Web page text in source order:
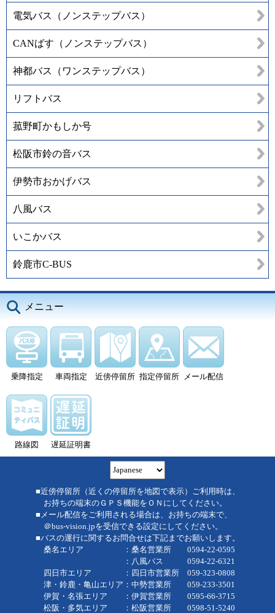
電気バス（ノンステップバス）
CANばす（ノンステップバス）
神都バス（ワンステップバス）
リフトバス
菰野町かもしか号
松阪市鈴の音バス
伊勢市おかげバス
八風バス
いこかバス
鈴鹿市C-BUS
メニュー
乗降指定 車両指定 近傍停留所 指定停留所 メール配信
路線図 遅延証明書
■近傍停留所（近くの停留所を地図で表示）ご利用時は、
お持ちの端末のＧＰＳ機能をＯＮにしてください。
■メール配信をご利用される場合は、お持ちの端末で、
＠bus-vision.jpを受信できる設定にしてください。
■バスの運行に関するお問合せは下記までお願いします。
桑名エリア ：桑名営業所 0594-22-0595
：八風バス 0594-22-6321
四日市エリア ：四日市営業所 059-323-0808
津・鈴鹿・亀山エリア：中勢営業所 059-233-3501
伊賀・名張エリア ：伊賀営業所 0595-66-3715
松阪・多気エリア ：松阪営業所 0598-51-5240